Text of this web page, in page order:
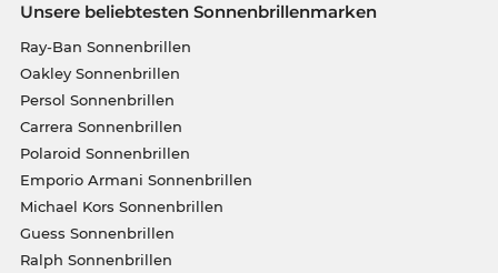
Unsere beliebtesten Sonnenbrillenmarken
Ray-Ban Sonnenbrillen
Oakley Sonnenbrillen
Persol Sonnenbrillen
Carrera Sonnenbrillen
Polaroid Sonnenbrillen
Emporio Armani Sonnenbrillen
Michael Kors Sonnenbrillen
Guess Sonnenbrillen
Ralph Sonnenbrillen